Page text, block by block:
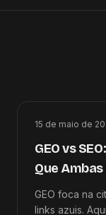
15 de maio de
GEO vs
Que
GEO foca na
links azuis.